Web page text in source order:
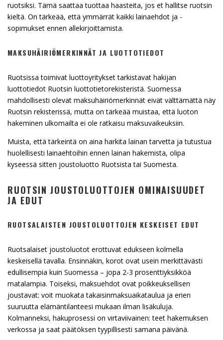
ruotsiksi. Tämä saattaa tuottaa haasteita, jos et hallitse ruotsin
kieltä. On tärkeää, että ymmärrät kaikki lainaehdot ja -
sopimukset ennen allekirjoittamista.
MAKSUHÄIRIÖMERKINNÄT JA LUOTTOTIEDOT
Ruotsissa toimivat luottoyritykset tarkistavat hakijan
luottotiedot Ruotsin luottotietorekisteristä. Suomessa
mahdollisesti olevat maksuhäiriömerkinnät eivät välttämättä näy
Ruotsin rekisterissä, mutta on tärkeää muistaa, että luoton
hakeminen ulkomailta ei ole ratkaisu maksuvaikeuksiin.
Muista, että tärkeintä on aina harkita lainan tarvetta ja tutustua
huolellisesti lainaehtoihin ennen lainan hakemista, olipa
kyseessä sitten joustoluotto Ruotsista tai Suomesta.
RUOTSIN JOUSTOLUOTTOJEN OMINAISUUDET
JA EDUT
RUOTSALAISTEN JOUSTOLUOTTOJEN KESKEISET EDUT
Ruotsalaiset joustoluotot erottuvat edukseen kolmella
keskeisellä tavalla. Ensinnäkin, korot ovat usein merkittävästi
edullisempia kuin Suomessa – jopa 2-3 prosenttiyksikköä
matalampia. Toiseksi, maksuehdot ovat poikkeuksellisen
joustavat: voit muokata takaisinmaksuaikataulua ja erien
suuruutta elämäntilanteesi mukaan ilman lisäkuluja.
Kolmanneksi, hakuprosessi on virtaviivainen: teet hakemuksen
verkossa ja saat päätöksen tyypillisesti samana päivänä.